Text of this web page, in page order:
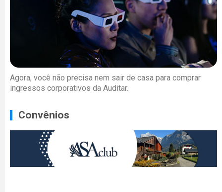
Agora, você não precisa nem sair de casa para comprar
ingressos corporativos da Auditar.
Convênios